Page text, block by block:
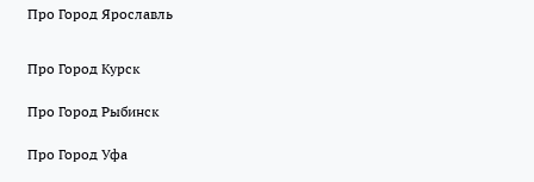
Про Город Ярославль
Про Город Курск
Про Город Рыбинск
Про Город Уфа